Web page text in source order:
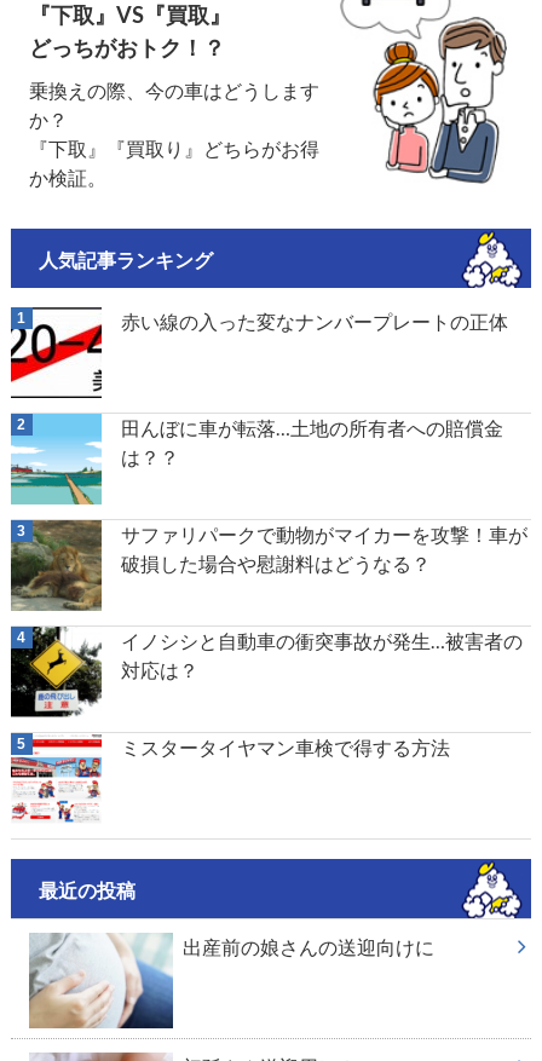
『下取』VS『買取』
どっちがおトク！？
乗換えの際、今の車はどうします
か？
『下取』『買取り』どちらがお得
か検証。
人気記事ランキング
赤い線の入った変なナンバープレートの正体
田んぼに車が転落…土地の所有者への賠償金
は？？
サファリパークで動物がマイカーを攻撃！車が
破損した場合や慰謝料はどうなる？
イノシシと自動車の衝突事故が発生…被害者の
対応は？
ミスタータイヤマン車検で得する方法
最近の投稿
出産前の娘さんの送迎向けに